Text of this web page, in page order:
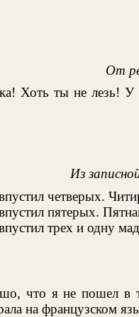
От
Хоть ты не лезь! У
Из
четверых.
пятерых.
трех и одну
что я не пошел в
на французском